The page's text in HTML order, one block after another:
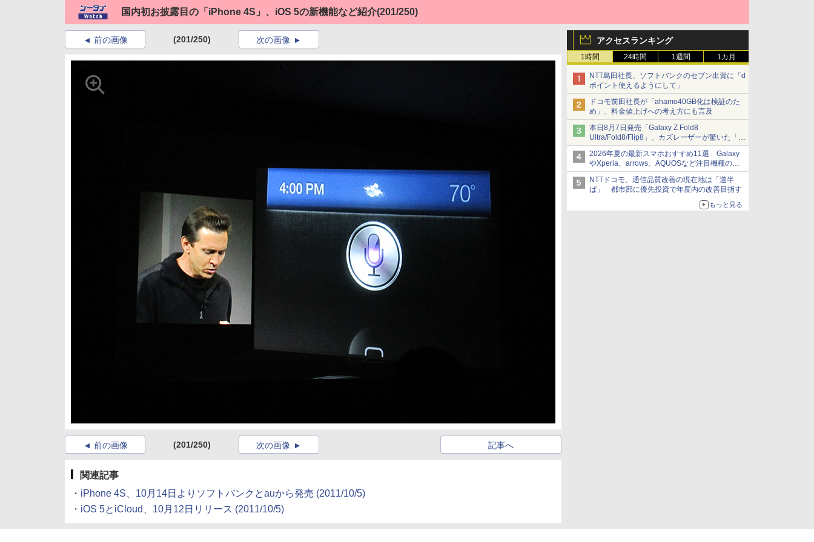
国内初お披露目の「iPhone 4S」、iOS 5の新機能など紹介(201/250)
アクセスランキング
1時間 24時間 1週間 1カ月
NTT島田社長、ソフトバンクのセブン出資に「d
ポイント使えるようにして」
ドコモ前田社長が「ahamo40GB化は検証のた
め」、料金値上げへの考え方にも言及
本日8月7日発売「Galaxy Z Fold8
Ultra/Fold8/Flip8」、カズレーザーが驚いた「そ
ば屋のメニュー並みの薄さ」
2026年夏の最新スマホおすすめ11選 Galaxy
やXperia、arrows、AQUOSなど注目機種の特
徴は
NTTドコモ、通信品質改善の現在地は「道半
ば」 都市部に優先投資で年度内の改善目指す
もっと見る
前の画像 (201/250) 次の画像
前の画像 (201/250) 記事へ
次の画像
関連記事
・ iPhone 4S、10月14日よりソフトバンクとauから発売 (2011/10/5)
・ iOS 5とiCloud、10月12日リリース (2011/10/5)